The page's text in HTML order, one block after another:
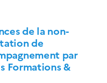
de la non-
de
par
Formations &